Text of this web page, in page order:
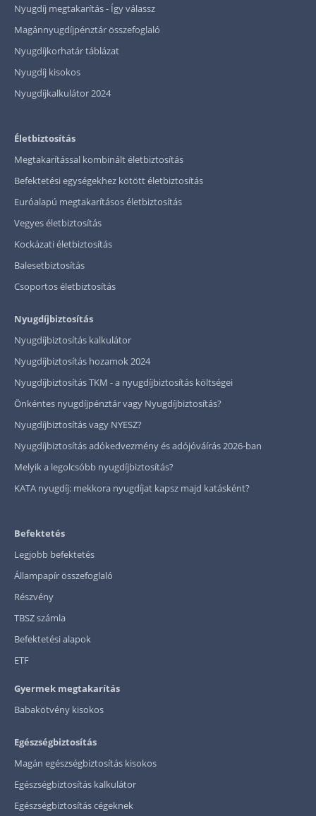
Nyugdíj megtakarítás - Így válassz
Magánnyugdíjpénztár összefoglaló
Nyugdíjkorhatár táblázat
Nyugdíj kisokos
Nyugdíjkalkulátor 2024
Életbiztosítás
Megtakarítással kombinált életbiztosítás
Befektetési egységekhez kötött életbiztosítás
Euróalapú megtakarításos életbiztosítás
Vegyes életbiztosítás
Kockázati életbiztosítás
Balesetbiztosítás
Csoportos életbiztosítás
Nyugdíjbiztosítás
Nyugdíjbiztosítás kalkulátor
Nyugdíjbiztosítás hozamok 2024
Nyugdíjbiztosítás TKM - a nyugdíjbiztosítás költségei
Önkéntes nyugdíjpénztár vagy Nyugdíjbiztosítás?
Nyugdíjbiztosítás vagy NYESZ?
Nyugdíjbiztosítás adókedvezmény és adójóváírás 2026-ban
Melyik a legolcsóbb nyugdíjbiztosítás?
KATA nyugdíj: mekkora nyugdíjat kapsz majd katásként?
Befektetés
Legjobb befektetés
Állampapír összefoglaló
Részvény
TBSZ számla
Befektetési alapok
ETF
Gyermek megtakarítás
Babakötvény kisokos
Egészségbiztosítás
Magán egészségbiztosítás kisokos
Egészségbiztosítás kalkulátor
Egészségbiztosítás cégeknek